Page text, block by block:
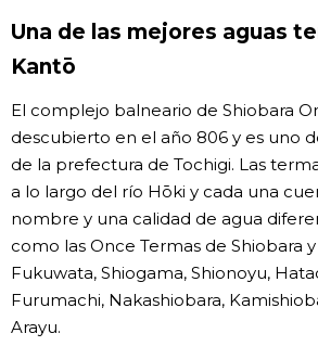
Gente
Tokio
Avisos
Una de las mejores aguas
Kantō
El complejo balneario de Shiobara
descubierto en el año 806 y es uno
de la prefectura de Tochigi. Las
a lo largo del río Hōki y cada una
nombre y una calidad de agua
como las Once Termas de Shiobara
Fukuwata, Shiogama, Shionoyu,
Furumachi, Nakashiobara,
Arayu.